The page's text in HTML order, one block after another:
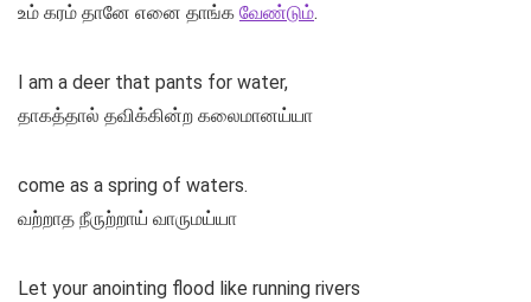
உம் கரம் தானே எனை தாங்க வேண்டும்.
I am a deer that pants for water,
தாகத்தால் தவிக்கின்ற கலைமானய்யா
come as a spring of waters.
வற்றாத நீருற்றாய் வாருமய்யா
Let your anointing flood like running rivers